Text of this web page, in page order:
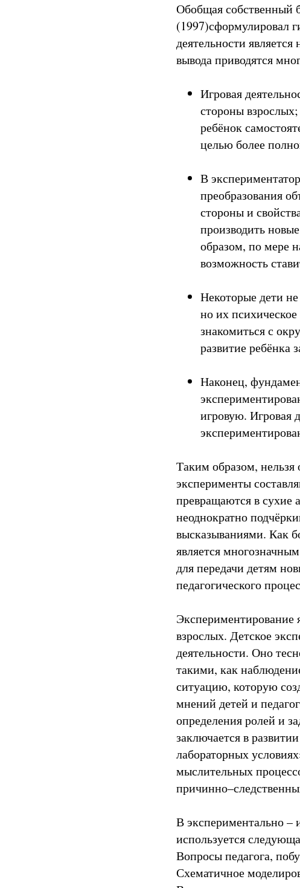
Обобщая собственный
(1997)сформулировал
деятельности
вывода приводятся
Игровая
стороны
ребёнок
целью более
В
преобразования
стороны и
производить
образом, по мере
возможность
Некоторые дети
но их
знакомиться с
развитие ребёнка
Наконец,
игровую. Игровая
Таким образом, нельзя
эксперименты
превращаются в
неоднократно
высказываниями. Как
является
для передачи детям
педагогического
Экспериментирование
взрослых. Детское
деятельности. Оно
такими, как
ситуацию, которую
мнений детей и
определения ролей и
заключается в
лабораторных
мыслительных
В экспериментально –
используется
Вопросы педагога,
Схематичное